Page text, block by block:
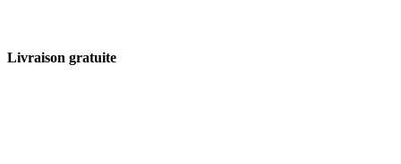
Livraison gratuite